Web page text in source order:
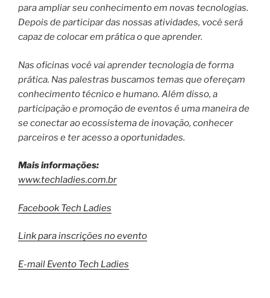
para ampliar seu conhecimento em novas tecnologias.
Depois de participar das nossas atividades, você será
capaz de colocar em prática o que aprender.
Nas oficinas você vai aprender tecnologia de forma
prática. Nas palestras buscamos temas que ofereçam
conhecimento técnico e humano. Além disso, a
participação e promoção de eventos é uma maneira de
se conectar ao ecossistema de inovação, conhecer
parceiros e ter acesso a oportunidades.
Mais informações:
www.techladies.com.br
Facebook Tech Ladies
Link para inscrições no evento
E-mail Evento Tech Ladies